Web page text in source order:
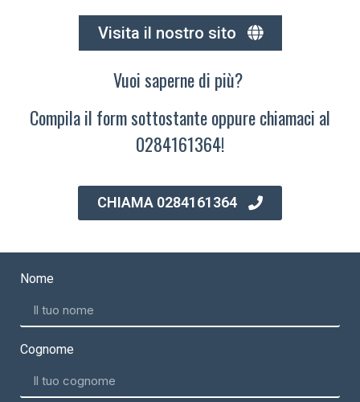
Visita il nostro sito
Vuoi saperne di più?
Compila il form sottostante oppure chiamaci al
0284161364!
CHIAMA 0284161364
Nome
Cognome